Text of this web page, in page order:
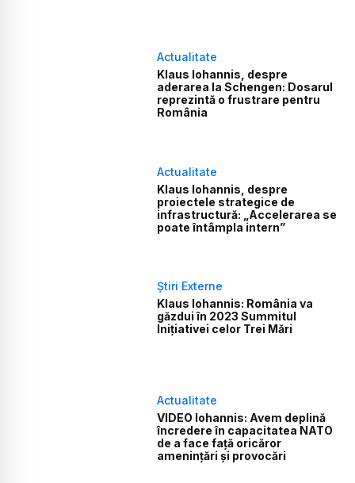
Actualitate
Klaus Iohannis, despre
aderarea la Schengen: Dosarul
reprezintă o frustrare pentru
România
Actualitate
Klaus Iohannis, despre
proiectele strategice de
infrastructură: „Accelerarea se
poate întâmpla intern”
Știri Externe
Klaus Iohannis: România va
găzdui în 2023 Summitul
Inițiativei celor Trei Mări
Actualitate
VIDEO Iohannis: Avem deplină
încredere în capacitatea NATO
de a face faţă oricăror
ameninţări şi provocări